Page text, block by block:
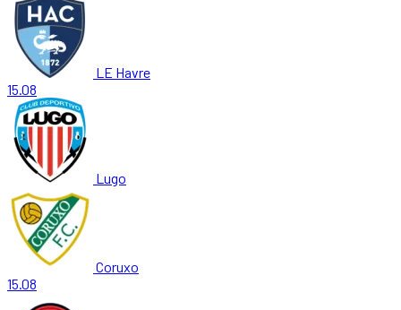
LE Havre
15.08
Lugo
Coruxo
15.08